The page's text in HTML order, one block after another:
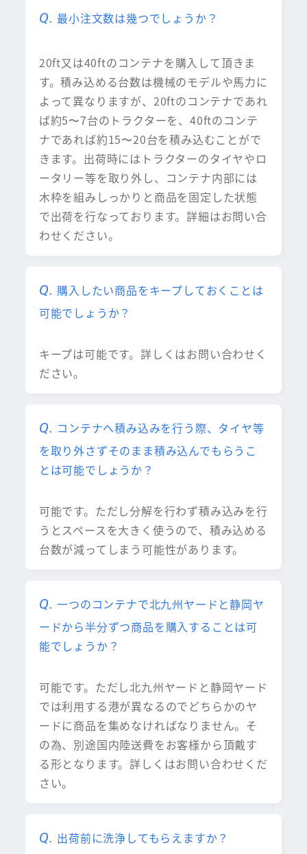
最小注文数は幾つでしょうか？
20ft又は40ftのコンテナを購入して頂きま
す。積み込める台数は機械のモデルや馬力に
よって異なりますが、20ftのコンテナであれ
ば約5〜7台のトラクターを、40ftのコンテ
ナであれば約15〜20台を積み込むことがで
きます。出荷時にはトラクターのタイヤやロ
ータリー等を取り外し、コンテナ内部には
木枠を組みしっかりと商品を固定した状態
で出荷を行なっております。詳細はお問い合
わせください。
購入したい商品をキープしておくことは
可能でしょうか？
キープは可能です。詳しくはお問い合わせく
ださい。
コンテナへ積み込みを行う際、タイヤ等
を取り外さずそのまま積み込んでもらうこ
とは可能でしょうか？
可能です。ただし分解を行わず積み込みを行
うとスペースを大きく使うので、積み込める
台数が減ってしまう可能性があります。
一つのコンテナで北九州ヤードと静岡ヤ
ードから半分ずつ商品を購入することは可
能でしょうか？
可能です。ただし北九州ヤードと静岡ヤード
では利用する港が異なるのでどちらかのヤ
ードに商品を集めなければなりません。そ
の為、別途国内陸送費をお客様から頂戴す
る形となります。詳しくはお問い合わせくだ
さい。
出荷前に洗浄してもらえますか？